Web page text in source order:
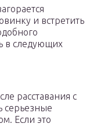
и встретить
в следующих
расставания с
серьезные
Если это